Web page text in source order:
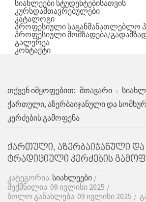
სიახლეები სტუდენტებისათვის
კურსდამთავრებულები
კატალოგი
პროფესიული საგანმანათლებლო
პროფესიული მომზადება/
გალერეა
კონტაქტი
თქვენ იმყოფებით: მთავარი
ქართული, აზერბაიჯანული და
კერძების გამოფენა
ქართული, აზერბაიჯანული
ტრადიციული კერძების
კატეგორია: სიახლეები
შექმნილია: 09 ივლისი 2025
ბოლო განახლება: 09 ივლისი 2025